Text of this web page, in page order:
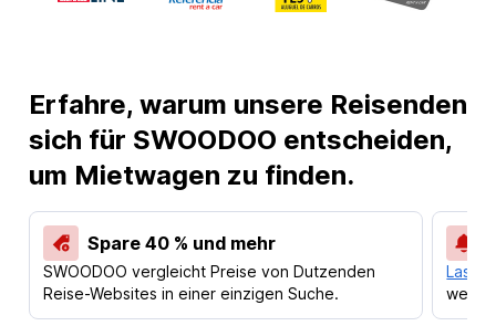
Erfahre, warum unsere Reisenden
sich für SWOODOO entscheiden,
um Mietwagen zu finden.
Spare 40 % und mehr
SWOODOO vergleicht Preise von Dutzenden
Reise-Websites in einer einzigen Suche.
Lass